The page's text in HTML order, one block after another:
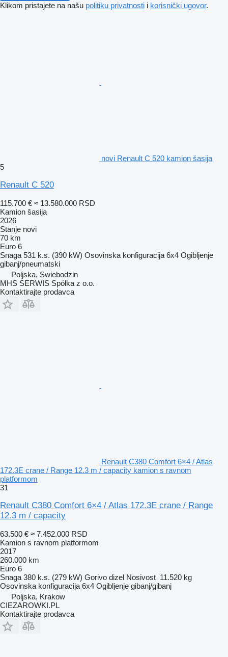
Klikom pristajete na našu politiku privatnosti i korisnički ugovor.
novi Renault C 520 kamion šasija
5
Renault C 520
115.700 € ≈ 13.580.000 RSD
Kamion šasija
2026
Stanje novi
70 km
Euro 6
Snaga 531 k.s. (390 kW) Osovinska konfiguracija 6x4 Ogibljenje
gibanj/pneumatski
Poljska, Swiebodzin
MHS SERWIS Spółka z o.o.
Kontaktirajte prodavca
Renault C380 Comfort 6×4 / Atlas
172.3E crane / Range 12.3 m / capacity kamion s ravnom
platformom
31
Renault C380 Comfort 6×4 / Atlas 172.3E crane / Range
12.3 m / capacity
63.500 € ≈ 7.452.000 RSD
Kamion s ravnom platformom
2017
260.000 km
Euro 6
Snaga 380 k.s. (279 kW) Gorivo dizel Nosivost 11.520 kg
Osovinska konfiguracija 6x4 Ogibljenje gibanj/gibanj
Poljska, Krakow
CIEZAROWKI.PL
Kontaktirajte prodavca